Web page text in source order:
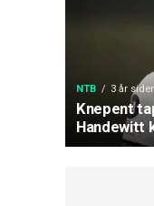
NTB 3 år
Knepent
Handewitt